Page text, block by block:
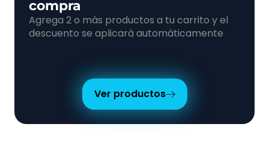
compra
Agrega 2 o más productos a tu carrito y el
descuento se aplicará automáticamente
Ver productos